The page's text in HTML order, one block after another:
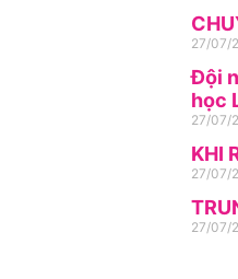
27/07/
Đội
học
27/07/
KHI
27/07/
27/07/